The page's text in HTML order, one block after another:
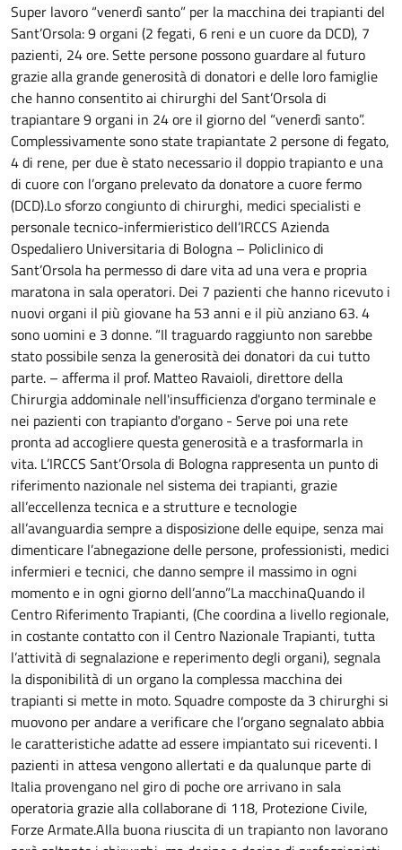
Super lavoro “venerdì santo” per la macchina dei trapianti del
Sant’Orsola: 9 organi (2 fegati, 6 reni e un cuore da DCD), 7
pazienti, 24 ore.Sette persone possono guardare al futuro
grazie alla grande generosità di donatori e delle loro famiglie
che hanno consentito ai chirurghi del Sant’Orsola di
trapiantare 9 organi in 24 ore il giorno del “venerdì santo”.
Complessivamente sono state trapiantate 2 persone di fegato,
4 di rene, per due è stato necessario il doppio trapianto e una
di cuore con l’organo prelevato da donatore a cuore fermo
(DCD).Lo sforzo congiunto di chirurghi, medici specialisti e
personale tecnico-infermieristico dell’IRCCS Azienda
Ospedaliero Universitaria di Bologna – Policlinico di
Sant’Orsola ha permesso di dare vita ad una vera e propria
maratona in sala operatori. Dei 7 pazienti che hanno ricevuto i
nuovi organi il più giovane ha 53 anni e il più anziano 63. 4
sono uomini e 3 donne. “Il traguardo raggiunto non sarebbe
stato possibile senza la generosità dei donatori da cui tutto
parte. – afferma il prof. Matteo Ravaioli, direttore della
Chirurgia addominale nell'insufficienza d'organo terminale e
nei pazienti con trapianto d'organo - Serve poi una rete
pronta ad accogliere questa generosità e a trasformarla in
vita. L’IRCCS Sant’Orsola di Bologna rappresenta un punto di
riferimento nazionale nel sistema dei trapianti, grazie
all’eccellenza tecnica e a strutture e tecnologie
all’avanguardia sempre a disposizione delle equipe, senza mai
dimenticare l’abnegazione delle persone, professionisti, medici
infermieri e tecnici, che danno sempre il massimo in ogni
momento e in ogni giorno dell’anno”La macchinaQuando il
Centro Riferimento Trapianti, (Che coordina a livello regionale,
in costante contatto con il Centro Nazionale Trapianti, tutta
l’attività di segnalazione e reperimento degli organi), segnala
la disponibilità di un organo la complessa macchina dei
trapianti si mette in moto. Squadre composte da 3 chirurghi si
muovono per andare a verificare che l’organo segnalato abbia
le caratteristiche adatte ad essere impiantato sui riceventi. I
pazienti in attesa vengono allertati e da qualunque parte di
Italia provengano nel giro di poche ore arrivano in sala
operatoria grazie alla collaborane di 118, Protezione Civile,
Forze Armate.Alla buona riuscita di un trapianto non lavorano